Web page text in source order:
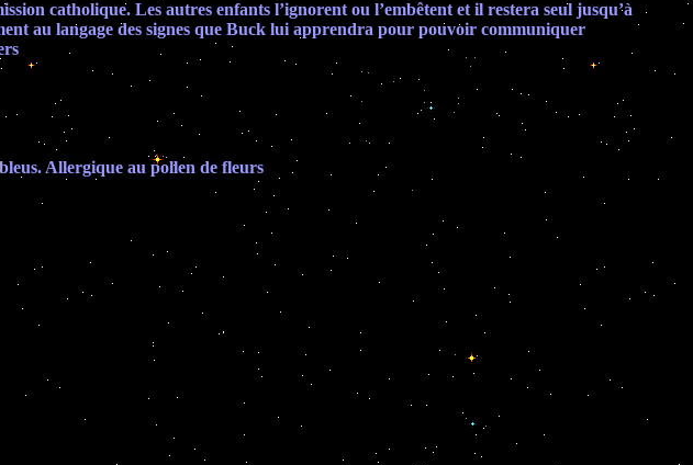
catholique. Les autres enfants l’ignorent ou l’embêtent et il restera seul jusqu’à
au langage des signes que Buck lui apprendra pour pouvoir communiquer
Allergique au pollen de fleurs